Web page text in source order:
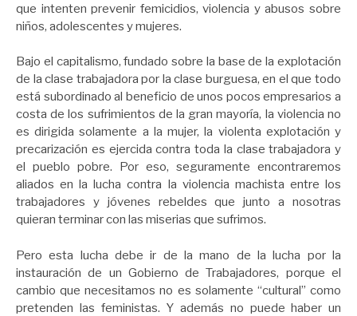
que intenten prevenir femicidios, violencia y abusos sobre
niños, adolescentes y mujeres.
Bajo el capitalismo, fundado sobre la base de la explotación
de la clase trabajadora por la clase burguesa, en el que todo
está subordinado al beneficio de unos pocos empresarios a
costa de los sufrimientos de la gran mayoría, la violencia no
es dirigida solamente a la mujer, la violenta explotación y
precarización es ejercida contra toda la clase trabajadora y
el pueblo pobre. Por eso, seguramente encontraremos
aliados en la lucha contra la violencia machista entre los
trabajadores y jóvenes rebeldes que junto a nosotras
quieran terminar con las miserias que sufrimos.
Pero esta lucha debe ir de la mano de la lucha por la
instauración de un Gobierno de Trabajadores, porque el
cambio que necesitamos no es solamente “cultural” como
pretenden las feministas. Y además no puede haber un